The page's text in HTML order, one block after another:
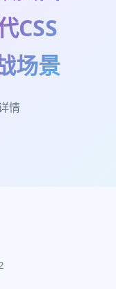
CSS
场景
情